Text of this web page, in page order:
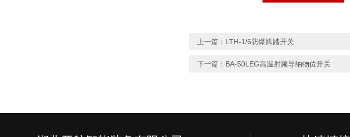
上一篇： LTH-1/6防爆脚踏开关
下一篇： BA-50LEG高温射频导纳物位开关